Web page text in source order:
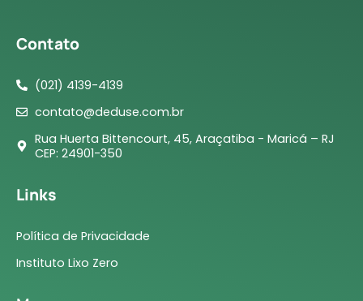
Contato
(021) 4139-4139
contato@deduse.com.br
Rua Huerta Bittencourt, 45, Araçatiba - Maricá – RJ
CEP: 24901-350
Links
Política de Privacidade
Instituto Lixo Zero